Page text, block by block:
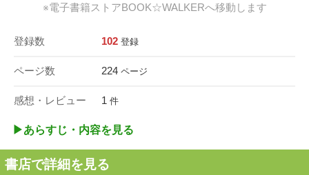
※電子書籍ストアBOOK☆WALKERへ移動します
登録数 102 登録
ページ数 224 ページ
感想・レビュー 1 件
▶︎あらすじ・内容を見る
書店で詳細を見る